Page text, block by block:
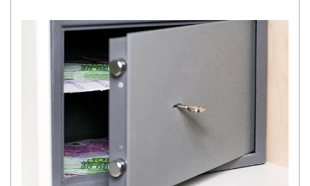
Weiterlesen: Lukrativ Geld parken